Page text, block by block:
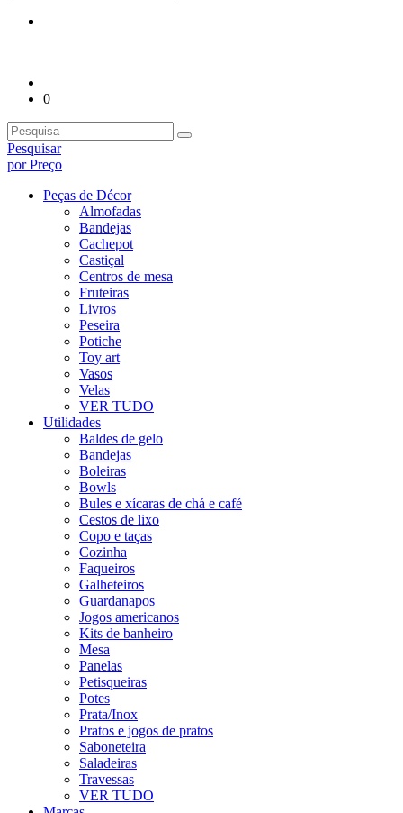
0
Pesquisar
por Preço
Peças de Décor
Almofadas
Bandejas
Cachepot
Castiçal
Centros de mesa
Fruteiras
Livros
Peseira
Potiche
Toy art
Vasos
Velas
VER TUDO
Utilidades
Baldes de gelo
Bandejas
Boleiras
Bowls
Bules e xícaras de chá e café
Cestos de lixo
Copo e taças
Cozinha
Faqueiros
Galheteiros
Guardanapos
Jogos americanos
Kits de banheiro
Mesa
Panelas
Petisqueiras
Potes
Prata/Inox
Pratos e jogos de pratos
Saboneteira
Saladeiras
Travessas
VER TUDO